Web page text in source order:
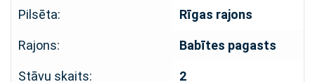
Pilsēta: Rīgas rajons
Rajons: Babītes pagasts
Stāvu skaits: 2